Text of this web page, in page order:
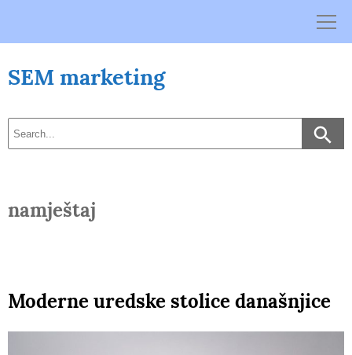
SEM marketing
namještaj
Moderne uredske stolice današnjice